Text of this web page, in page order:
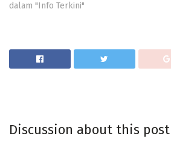
dalam "Info Terkini"
Discussion about this post